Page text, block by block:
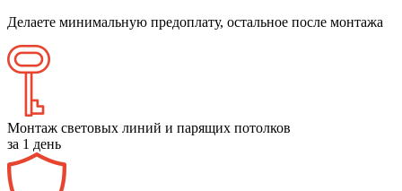
Делаете минимальную предоплату, остальное после монтажа
Монтаж световых линий и парящих потолков
за 1 день